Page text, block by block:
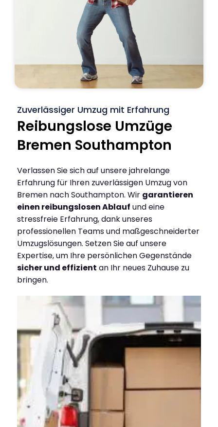
Zuverlässiger Umzug mit Erfahrung
Reibungslose Umzüge
Bremen Southampton
Verlassen Sie sich auf unsere jahrelange
Erfahrung für Ihren zuverlässigen Umzug von
Bremen nach Southampton. Wir garantieren
einen reibungslosen Ablauf und eine
stressfreie Erfahrung, dank unseres
professionellen Teams und maßgeschneiderter
Umzugslösungen. Setzen Sie auf unsere
Expertise, um Ihre persönlichen Gegenstände
sicher und effizient an Ihr neues Zuhause zu
bringen.